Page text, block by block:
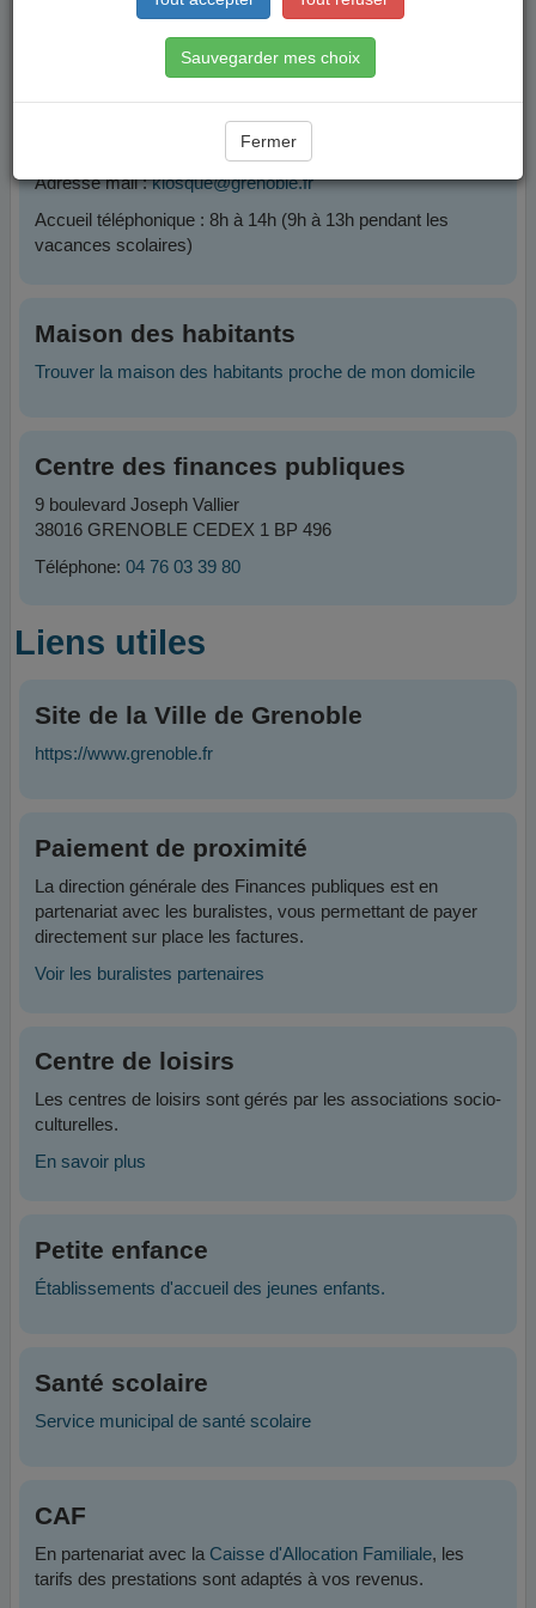
Plateforme Famille
04 76 76 38 38
Adresse mail :kiosque@grenoble.fr
Accueil téléphonique : 8h à 14h (9h à 13h pendant les
vacances scolaires)
Maison des habitants
Trouver la maison des habitants proche de mon domicile
Centre des finances publiques
9 boulevard Joseph Vallier
38016 GRENOBLE CEDEX 1 BP 496
Téléphone: 04 76 03 39 80
Liens utiles
Site de la Ville de Grenoble
https://www.grenoble.fr
Paiement de proximité
La direction générale des Finances publiques est en
partenariat avec les buralistes, vous permettant de payer
directement sur place les factures.
Voir les buralistes partenaires
Centre de loisirs
Les centres de loisirs sont gérés par les associations socio-
culturelles.
En savoir plus
Petite enfance
Établissements d'accueil des jeunes enfants.
Santé scolaire
Service municipal de santé scolaire
CAF
En partenariat avec la Caisse d'Allocation Familiale, les
tarifs des prestations sont adaptés à vos revenus.
Sauvegarder mes choix
Fermer